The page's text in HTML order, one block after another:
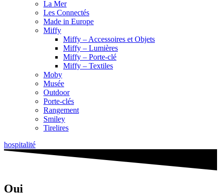
La Mer
Les Connectés
Made in Europe
Miffy
Miffy – Accessoires et Objets
Miffy – Lumières
Miffy – Porte-clé
Miffy – Textiles
Moby
Musée
Outdoor
Porte-clés
Rangement
Smiley
Tirelires
hospitalité
Oui